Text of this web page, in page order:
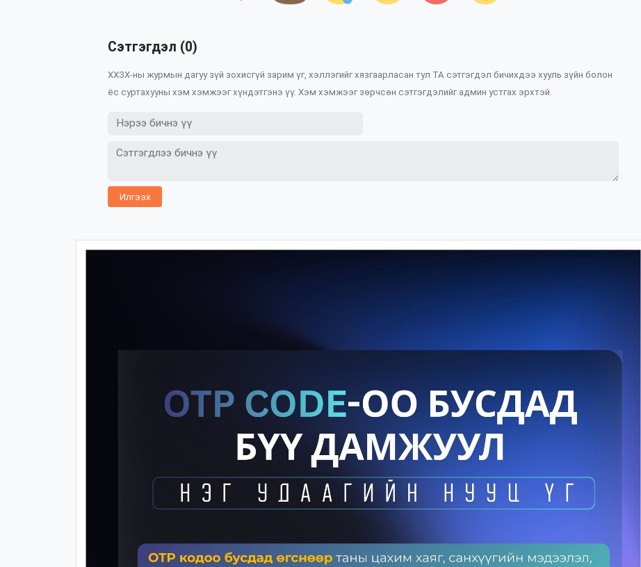
Сэтгэгдэл (0)
ХХЗХ-ны журмын дагуу зүй зохисгүй зарим үг, хэллэгийг хязгаарласан тул ТА сэтгэгдэл бичихдээ хууль зүйн болон
ёс суртахууны хэм хэмжээг хүндэтгэнэ үү. Хэм хэмжээг зөрчсөн сэтгэгдэлийг админ устгах эрхтэй.
Илгээх